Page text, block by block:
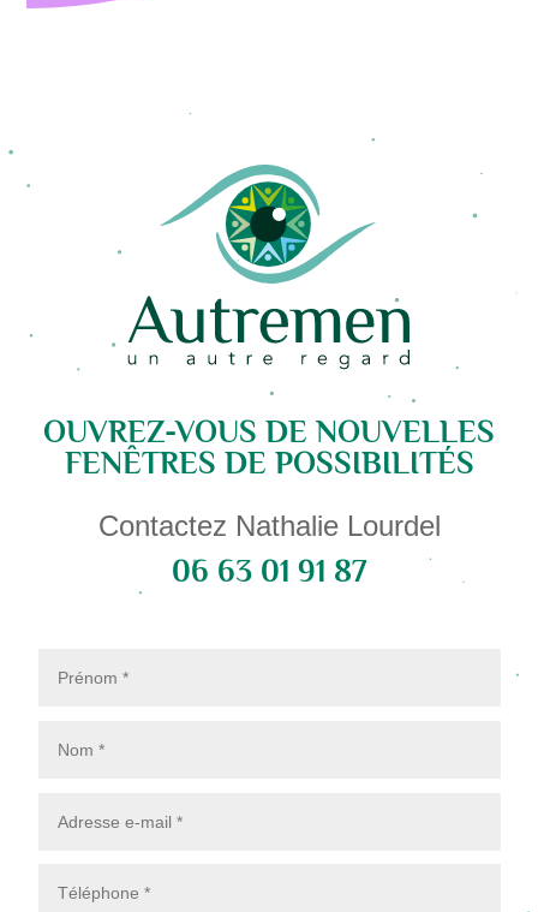
OUVREZ-VOUS DE NOUVELLES
FENÊTRES DE POSSIBILITÉS
Contactez Nathalie Lourdel
06 63 01 91 87